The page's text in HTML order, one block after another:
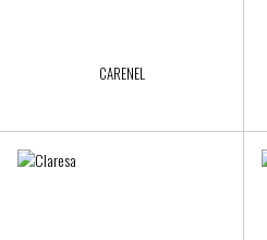
CARENEL